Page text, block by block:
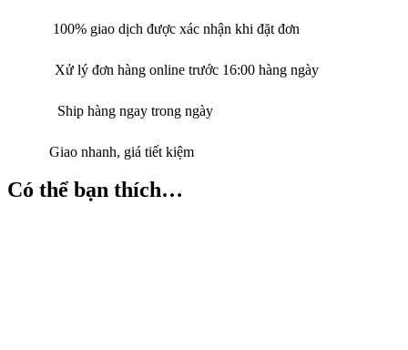
100% giao dịch được xác nhận khi đặt đơn
Xử lý đơn hàng online trước 16:00 hàng ngày
Ship hàng ngay trong ngày
Giao nhanh, giá tiết kiệm
Có thể bạn thích…